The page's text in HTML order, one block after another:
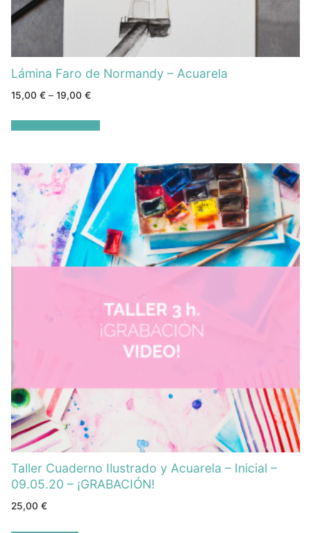
Lámina Faro de Normandy – Acuarela
15,00 € – 19,00 €
Taller Cuaderno Ilustrado y Acuarela – Inicial –
09.05.20 – ¡GRABACIÓN!
25,00 €